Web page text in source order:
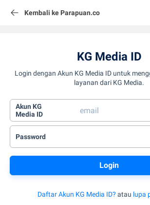
Kembali ke Parapuan.co
KG Media ID
Login dengan Akun KG Media ID untuk
layanan dari KG Media.
Akun KG
Media ID
Password
Daftar Akun KG Media ID? atau lupa